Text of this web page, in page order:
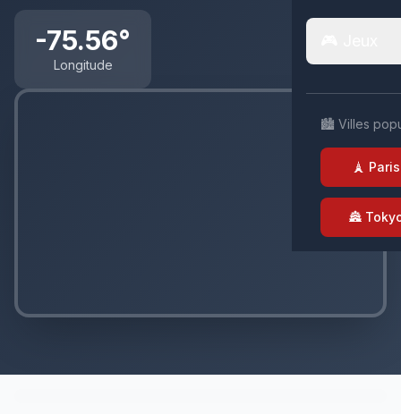
🏙️ Villes
🗼 Paris
🏯
-75.56°
Longitude